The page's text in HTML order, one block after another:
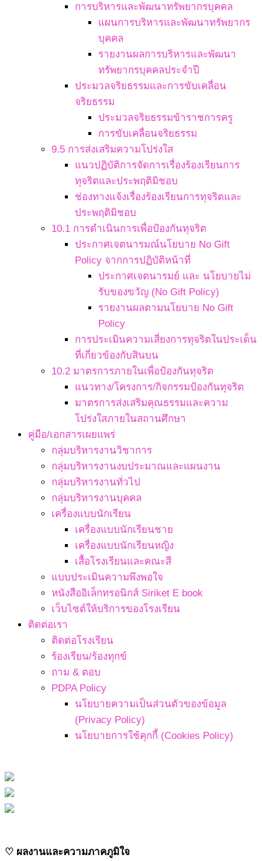
การบริหารและพัฒนาทรัพยากรบุคคล
แผนการบริหารและพัฒนาทรัพยากร
บุคคล
รายงานผลการบริหารและพัฒนา
ทรัพยากรบุคคลประจำปี
ประมวลจริยธรรมและการขับเคลื่อน
จริยธรรม
ประมวลจริยธรรมข้าราชการครู
การขับเคลื่อนจริยธรรม
9.5 การส่งเสริมความโปร่งใส
แนวปฏิบัติการจัดการเรื่องร้องเรียนการ
ทุจริตและประพฤติมิชอบ
ช่องทางแจ้งเรื่องร้องเรียนการทุจริตและ
ประพฤติมิชอบ
10.1 การดำเนินการเพื่อป้องกันทุจริต
ประกาศเจตนารมณ์นโยบาย No Gift
Policy จากการปฏิบัติหน้าที่
ประกาศเจตนารมย์ และ นโยบายไม่
รับของขวัญ (No Gift Policy)
รายงานผลตามนโยบาย No Gift
Policy
การประเมินความเสี่ยงการทุจริตในประเด็น
ที่เกี่ยวข้องกับสินบน
10.2 มาตรการภายในเพื่อป้องกันทุจริต
แนวทาง/โครงการ/กิจกรรมป้องกันทุจริต
มาตรการส่งเสริมคุณธรรมและความ
โปร่งใสภายในสถานศึกษา
คู่มือ/เอกสารเผยแพร่
กลุ่มบริหารงานวิชาการ
กลุ่มบริหารงานงบประมาณและแผนงาน
กลุ่มบริหารงานทั่วไป
กลุ่มบริหารงานบุคคล
เครื่องแบบนักเรียน
เครื่องแบบนักเรียนชาย
เครื่องแบบนักเรียนหญิง
เสื้อโรงเรียนและคณะสี
แบบประเมินความพึงพอใจ
หนังสืออิเล็กทรอนิกส์ Siriket E book
เว็บไซต์ให้บริการของโรงเรียน
ติดต่อเรา
ติดต่อโรงเรียน
ร้องเรียน/ร้องทุกข์
ถาม & ตอบ
PDPA Policy
นโยบายความเป็นส่วนตัวของข้อมูล
(Privacy Policy)
นโยบายการใช้คุกกี้ (Cookies Policy)
♡ ผลงานและความภาคภูมิใจ